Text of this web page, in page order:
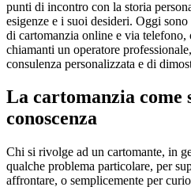
punti di incontro con la storia
esigenze e i suoi desideri. Oggi
di cartomanzia online e via telefono,
chiamanti un operatore
consulenza personalizzata e di
La cartomanzia come
conoscenza
Chi si rivolge ad un cartomante, in
qualche problema particolare, per
affrontare, o semplicemente per